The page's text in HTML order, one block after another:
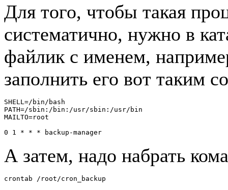
Для того, чтобы такая
систематично, нужно в
файлик с именем,
заполнить его вот таким
SHELL=/bin/bash
PATH=/sbin:/bin:/usr/sbin:/usr/bin
MAILTO=root
0 1 * * * backup-manager
А затем, надо набрать
crontab /root/cron_backup